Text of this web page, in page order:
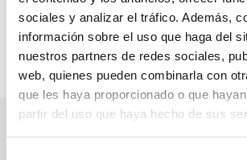
sociales y analizar el tráfico. Además,
información sobre el uso que haga del
nuestros partners de redes sociales,
web, quienes pueden combinarla con
que les haya proporcionado o que
partir del uso que haya hecho de sus
los jugadores, a ver si por ahí
poquito más de motivación",